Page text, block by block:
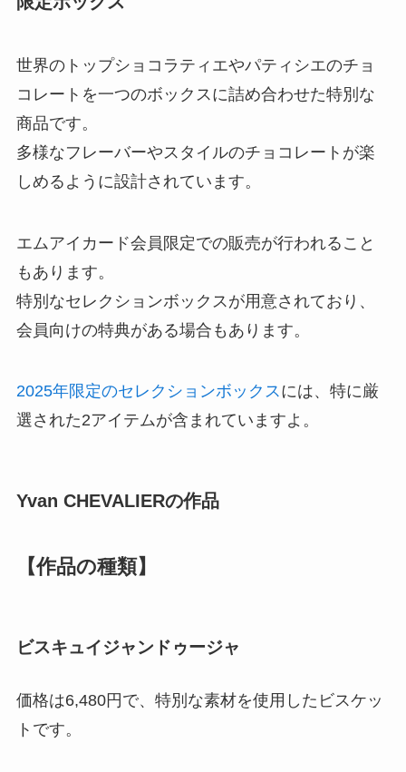
世界のトップショコラティエやパティシエのチョ
コレートを一つのボックスに詰め合わせた特別な
商品です。
多様なフレーバーやスタイルのチョコレートが楽
しめるように設計されています。
エムアイカード会員限定での販売が行われること
もあります。
特別なセレクションボックスが用意されており、
会員向けの特典がある場合もあります。
2025年限定のセレクションボックスには、特に厳
選された2アイテムが含まれていますよ。
Yvan CHEVALIERの作品
【作品の種類】
ビスキュイジャンドゥージャ
価格は6,480円で、特別な素材を使用したビスケッ
トです。